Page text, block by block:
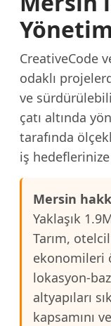
CreativeCode
odaklı
ve
çatı altında
tarafında
iş
Mersin
Yaklaşık
Tarım,
ekonomileri
lokasyon-
altyapıları
kapsamını